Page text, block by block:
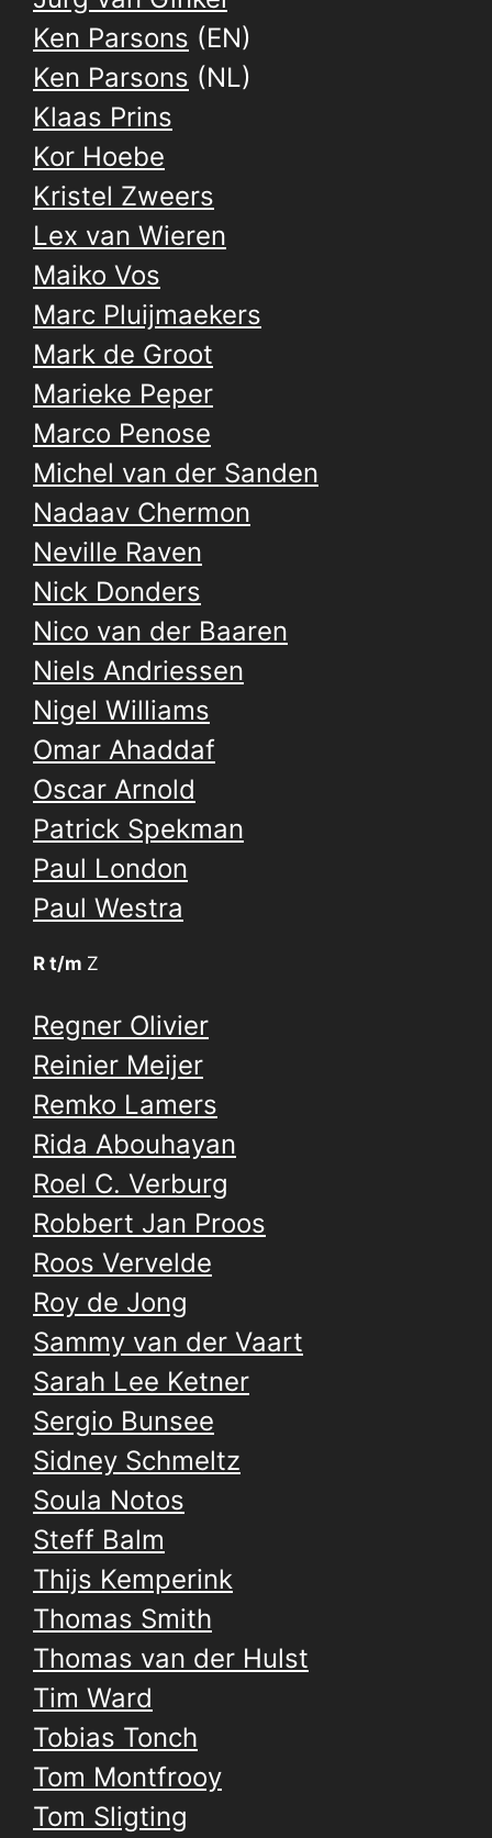
Ken Parsons (EN)
Ken Parsons (NL)
Klaas Prins
Kor Hoebe
Kristel Zweers
Lex van Wieren
Maiko Vos
Marc Pluijmaekers
Mark de Groot
Marieke Peper
Marco Penose
Michel van der Sanden
Nadaav Chermon
Neville Raven
Nick Donders
Nico van der Baaren
Niels Andriessen
Nigel Williams
Omar Ahaddaf
Oscar Arnold
Patrick Spekman
Paul London
Paul Westra
R t/m Z
Regner Olivier
Reinier Meijer
Remko Lamers
Rida Abouhayan
Roel C. Verburg
Robbert Jan Proos
Roos Vervelde
Roy de Jong
Sammy van der Vaart
Sarah Lee Ketner
Sergio Bunsee
Sidney Schmeltz
Soula Notos
Steff Balm
Thijs Kemperink
Thomas Smith
Thomas van der Hulst
Tim Ward
Tobias Tonch
Tom Montfrooy
Tom Sligting